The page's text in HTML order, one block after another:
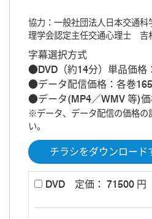
協力：一般社団法人日本交通
理学会認定主任交通心理士 吉
字幕選択方式
●DVD（約14分）単品価格
●データ配信価格：各巻
●データ(MP4／WMV 等)
※データ、データ配信の価格の
い。
チラシをダウンロード
DVD 定価： 71500 円